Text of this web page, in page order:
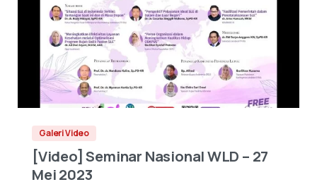
Galeri Video
[Video] Seminar Nasional WLD – 27
Mei 2023